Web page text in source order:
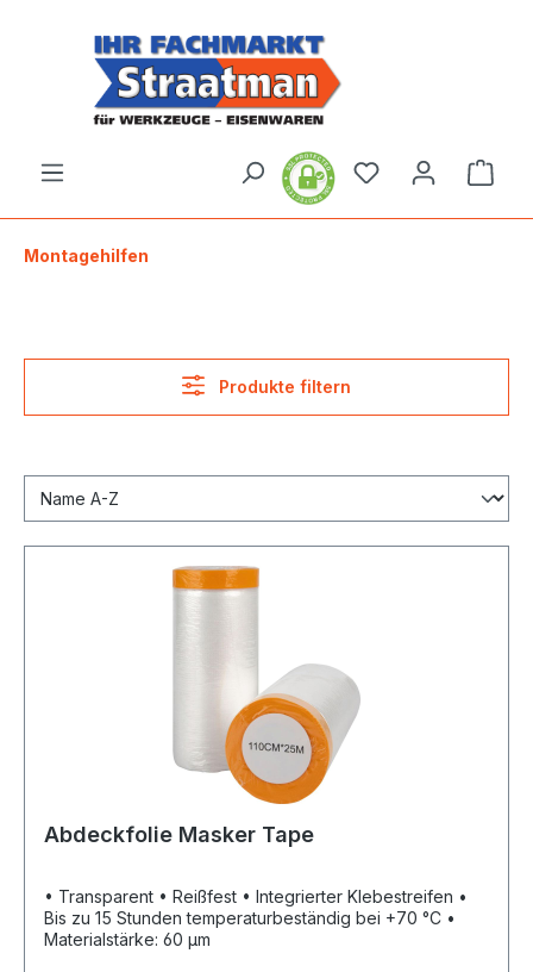
Montagehilfen
Produkte filtern
Abdeckfolie Masker Tape
• Transparent • Reißfest • Integrierter Klebestreifen •
Bis zu 15 Stunden temperaturbeständig bei +70 °C •
Materialstärke: 60 µm